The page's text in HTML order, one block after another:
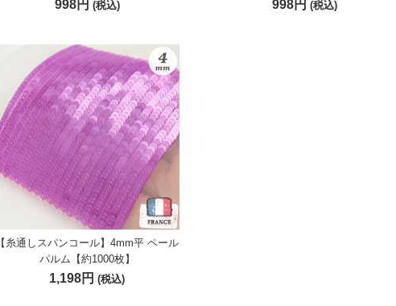
998円 (税込) 998円 (税込)
【糸通しスパンコール】4mm平 ペール
パルム【約1000枚】
1,198円 (税込)